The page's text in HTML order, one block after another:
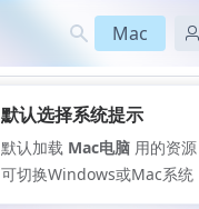
Mac
默认选择系统提示
默认加载 Mac电脑 用的资
可切换Windows或Mac系统